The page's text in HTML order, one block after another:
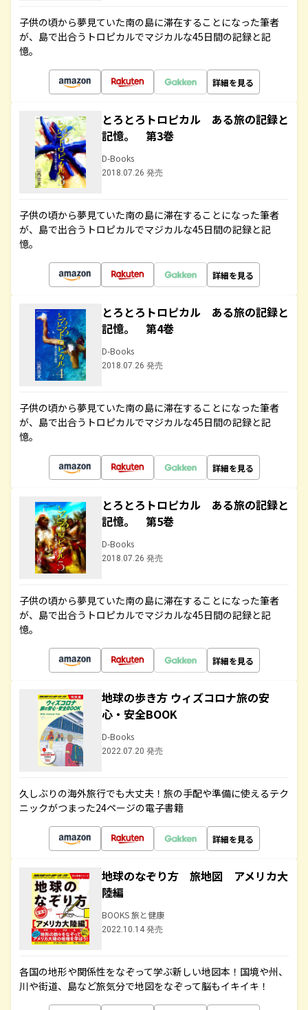
子供の頃から夢見ていた南の島に滞在することになった筆者
が、島で出合うトロピカルでマジカルな45日間の記録と記
憶。
詳細を見る
とろとろトロピカル ある旅の記録と
記憶。 第3巻
D-Books
2018.07.26 発売
子供の頃から夢見ていた南の島に滞在することになった筆者
が、島で出合うトロピカルでマジカルな45日間の記録と記
憶。
詳細を見る
とろとろトロピカル ある旅の記録と
記憶。 第4巻
D-Books
2018.07.26 発売
子供の頃から夢見ていた南の島に滞在することになった筆者
が、島で出合うトロピカルでマジカルな45日間の記録と記
憶。
詳細を見る
とろとろトロピカル ある旅の記録と
記憶。 第5巻
D-Books
2018.07.26 発売
子供の頃から夢見ていた南の島に滞在することになった筆者
が、島で出合うトロピカルでマジカルな45日間の記録と記
憶。
詳細を見る
地球の歩き方 ウィズコロナ旅の安
心・安全BOOK
D-Books
2022.07.20 発売
久しぶりの海外旅行でも大丈夫！旅の手配や準備に使えるテク
ニックがつまった24ページの電子書籍
詳細を見る
地球のなぞり方 旅地図 アメリカ大
陸編
BOOKS 旅と健康
2022.10.14 発売
各国の地形や関係性をなぞって学ぶ新しい地図本！国境や州、
川や街道、島など旅気分で地図をなぞって脳もイキイキ！